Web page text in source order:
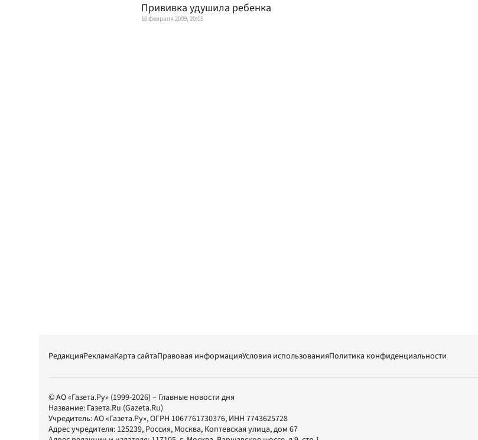
Прививка удушила ребенка
10 февраля 2009, 20:05
РедакцияРекламаКарта сайтаПравовая информацияУсловия использованияПолитика конфиденциальности
© АО «Газета.Ру» (1999-2026) – Главные новости дня
Название: Газета.Ru (Gazeta.Ru)
Учредитель:АО «Газета.Ру», ОГРН 1067761730376, ИНН 7743625728
Адрес учредителя: 125239, Россия, Москва, Коптевская улица, дом 67